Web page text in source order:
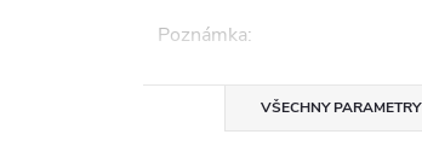
Poznámka:
VŠECHNY PARAMETRY